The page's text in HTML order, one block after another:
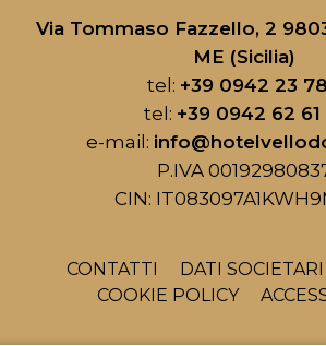
Via Tommaso Fazzello, 2
ME (Sicilia)
tel: +39 0942 23
tel: +39 0942 62 61
e-mail:
P.IVA
CIN:
CONTATTI DATI SOCIETARI
COOKIE POLICY